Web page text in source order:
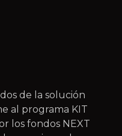
de la solución
al programa KIT
los fondos NEXT